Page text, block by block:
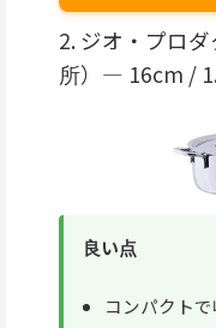
2. ジオ・プロ
所）— 16cm /
良い点
コンパクト